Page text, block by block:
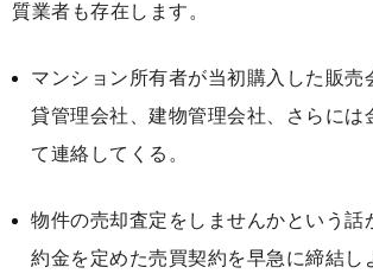
質業者も存在します。
マンション所有者が当初購入した販売
貸管理会社、建物管理会社、さらには
て連絡してくる。
物件の売却査定をしませんかという話
約金を定めた売買契約を早急に締結し